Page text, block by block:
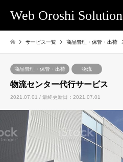
Web Oroshi Solution
サービス一覧 商品管理・保管・出荷
商品管理・保管・出荷 物流
物流センター代行サービス
2021.07.01 / 最終更新日：2021.07.01